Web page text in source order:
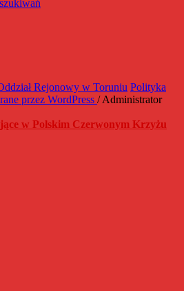
Rejonowy w Toruniu Polityka
przez WordPress / Administrator
w Polskim Czerwonym Krzyżu